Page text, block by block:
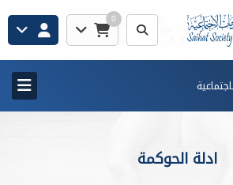
0
ادلة الحوكمة